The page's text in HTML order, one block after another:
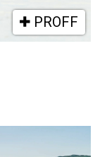
PROFF